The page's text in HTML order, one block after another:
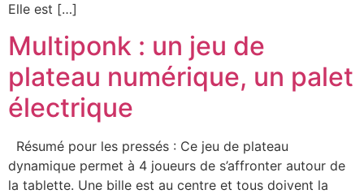
Elle est […]
Multiponk : un jeu de
plateau numérique, un palet
électrique
Résumé pour les pressés : Ce jeu de plateau
dynamique permet à 4 joueurs de s’affronter autour de
la tablette. Une bille est au centre et tous doivent la